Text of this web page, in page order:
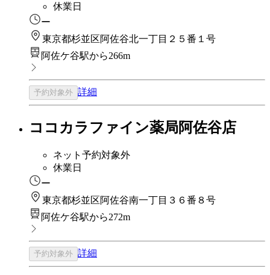
休業日
ー
東京都杉並区阿佐谷北一丁目２５番１号
阿佐ケ谷駅から266m
予約対象外 詳細
ココカラファイン薬局阿佐谷店
ネット予約対象外
休業日
ー
東京都杉並区阿佐谷南一丁目３６番８号
阿佐ケ谷駅から272m
予約対象外 詳細